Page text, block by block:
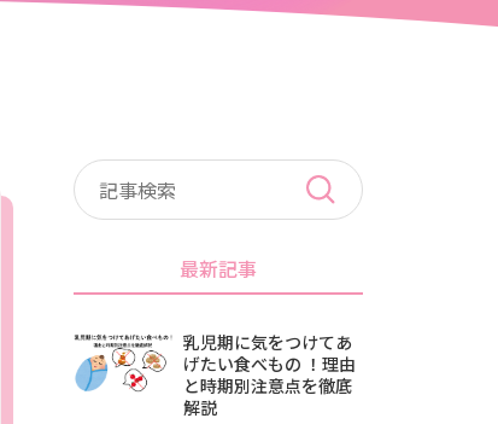
最新記事
乳児期に気をつけてあ
げたい食べもの ！理由
と時期別注意点を徹底
解説